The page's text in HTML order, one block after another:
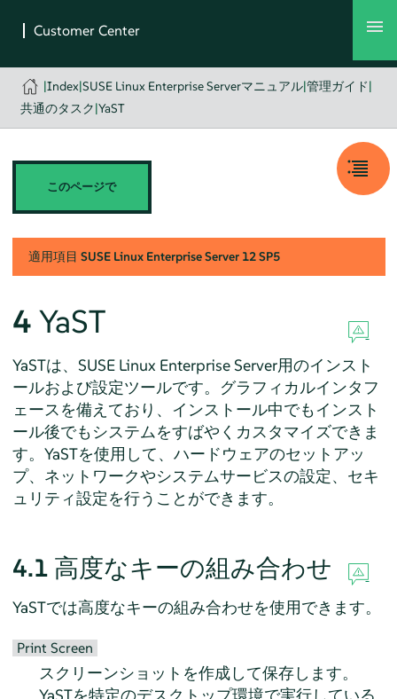
|Index|SUSE Linux Enterprise Serverマニュアル|管理ガイド|
共通のタスク|YaST
このページで
適用項目 SUSE Linux Enterprise Server 12 SP5
4 YaST
YaSTは、 SUSE Linux Enterprise Server用のインスト
ールおよび設定ツールです。グラフィカルインタフ
ェースを備えており、インストール中でもインスト
ール後でもシステムをすばやくカスタマイズできま
す。YaSTを使用して、ハードウェアのセットアッ
プ、ネットワークやシステムサービスの設定、セキ
ュリティ設定を行うことができます。
4.1 高度なキーの組み合わせ
YaSTでは高度なキーの組み合わせを使用できます。
Print Screen
スクリーンショットを作成して保存します。
YaSTを特定のデスクトップ環境で実行している